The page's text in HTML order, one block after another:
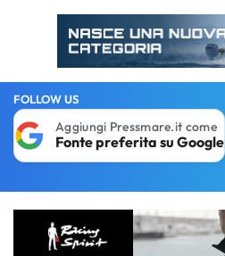
FOLLOW US
Aggiungi Pressmare.it come
Fonte preferita su Google